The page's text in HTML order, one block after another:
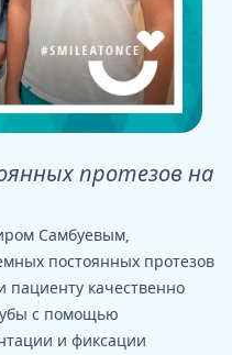
протезов на
Самбуевым,
постоянных протезов
качественно
с помощью
и фиксации